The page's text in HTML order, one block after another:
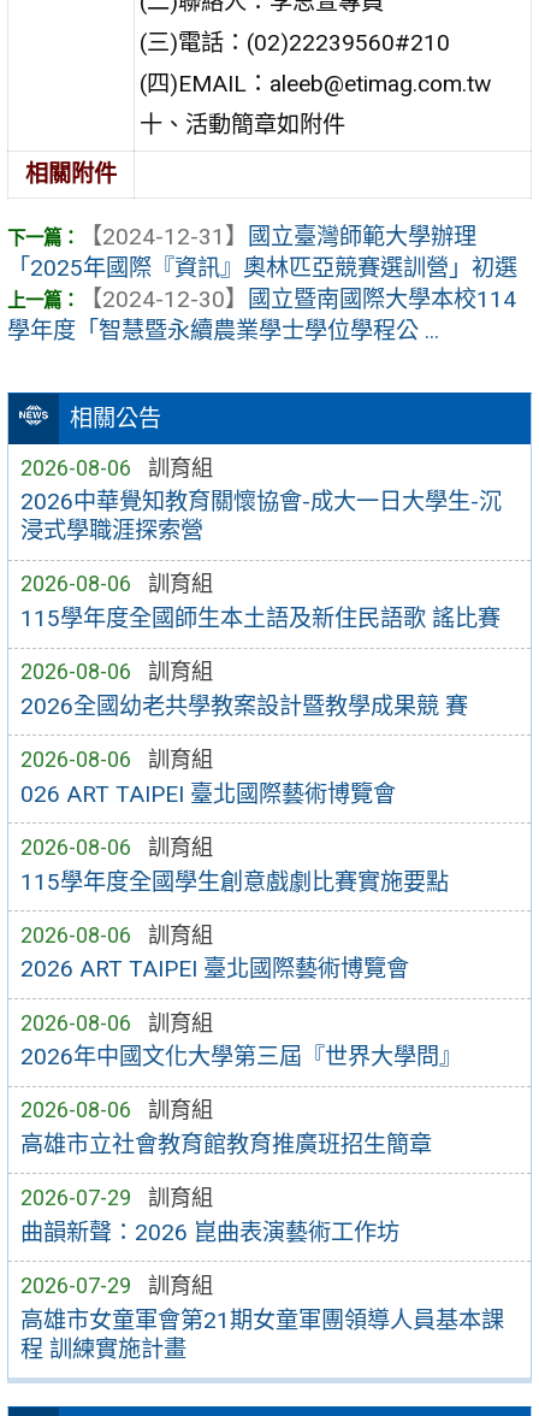
相關公告
2026-08-06 訓育組
2026中華覺知教育關懷協會-成大一日大學生-沉
浸式學職涯探索營
2026-08-06 訓育組
115學年度全國師生本土語及新住民語歌 謠比賽
2026-08-06 訓育組
2026全國幼老共學教案設計暨教學成果競 賽
2026-08-06 訓育組
026 ART TAIPEI 臺北國際藝術博覽會
2026-08-06 訓育組
115學年度全國學生創意戲劇比賽實施要點
2026-08-06 訓育組
2026 ART TAIPEI 臺北國際藝術博覽會
2026-08-06 訓育組
2026年中國文化大學第三屆『世界大學問』
2026-08-06 訓育組
高雄市立社會教育館教育推廣班招生簡章
2026-07-29 訓育組
曲韻新聲：2026 崑曲表演藝術工作坊
2026-07-29 訓育組
高雄市女童軍會第21期女童軍團領導人員基本課
程 訓練實施計畫
(三)電話：(02)22239560#210
(四)EMAIL：aleeb@etimag.com.tw
十、活動簡章如附件
相關附件
【2024-12-31】
國立臺灣師範大學辦理
「2025年國際『資訊』奧林匹亞競賽選訓營」初選
【2024-12-30】
國立暨南國際大學本校114
學年度「智慧暨永續農業學士學位學程公 ...